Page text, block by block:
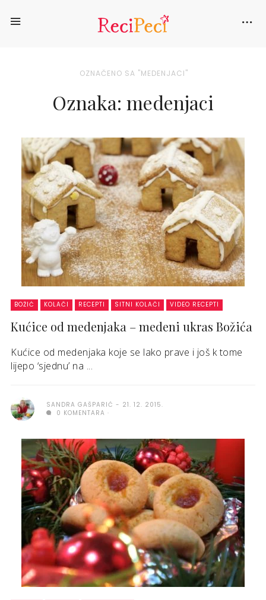
OZNAČENO SA "MEDENJACI"
Oznaka: medenjaci
BOŽIĆ KOLAČI RECEPTI SITNI KOLAČI VIDEO RECEPTI
Kućice od medenjaka – medeni ukras Božića
Kućice od medenjaka koje se lako prave i još k tome
lijepo ‘sjednu’ na ...
SANDRA GAŠPARIĆ
21. 12. 2015.
0 KOMENTARA